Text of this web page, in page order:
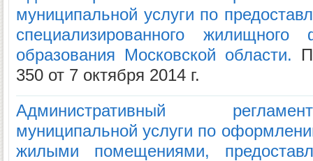
муниципальной услуги по
специализированного жилищного
образования Московской области.
350 от 7 октября 2014 г.
Административный
муниципальной услуги по
жилыми помещениями,